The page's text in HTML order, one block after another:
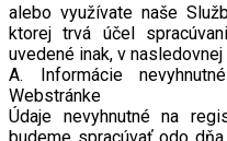
alebo využívate naše
ktorej trvá účel
uvedené inak, v nasledovnej
A. Informácie
Webstránke
Údaje nevyhnutné na
budeme spracúvať odo